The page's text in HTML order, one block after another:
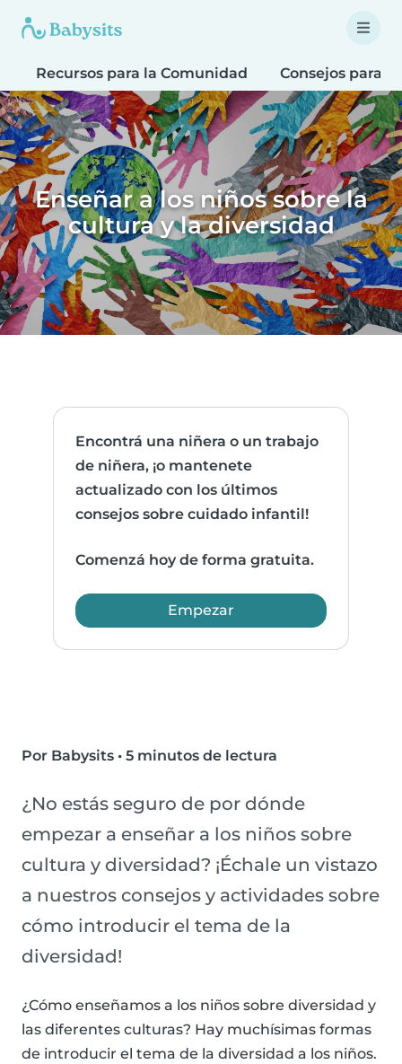
Recursos para la Comunidad Consejos para
Enseñar a los niños sobre la
cultura y la diversidad
Encontrá una niñera o un trabajo
de niñera, ¡o mantenete
actualizado con los últimos
consejos sobre cuidado infantil!
Comenzá hoy de forma gratuita.
Empezar
Por Babysits • 5 minutos de lectura
¿No estás seguro de por dónde
empezar a enseñar a los niños sobre
cultura y diversidad? ¡Échale un vistazo
a nuestros consejos y actividades sobre
cómo introducir el tema de la
diversidad!
¿Cómo enseñamos a los niños sobre diversidad y
las diferentes culturas? Hay muchísimas formas
de introducir el tema de la diversidad a los niños.